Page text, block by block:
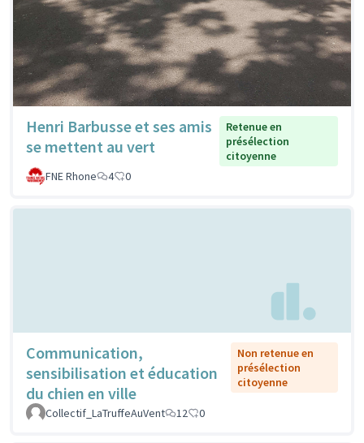
Henri Barbusse et ses amis
se mettent au vert
Retenue en
présélection
citoyenne
FNE Rhone
4 0
Communication,
sensibilisation et éducation
du chien en ville
Non retenue en
présélection
citoyenne
Collectif_LaTruffeAuVent 12 0